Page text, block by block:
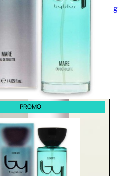
Aggiungi
PROMO